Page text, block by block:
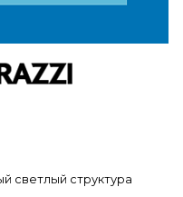
светлый структура